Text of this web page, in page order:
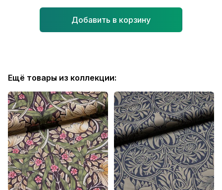
Добавить в корзину
Ещё товары из коллекции: